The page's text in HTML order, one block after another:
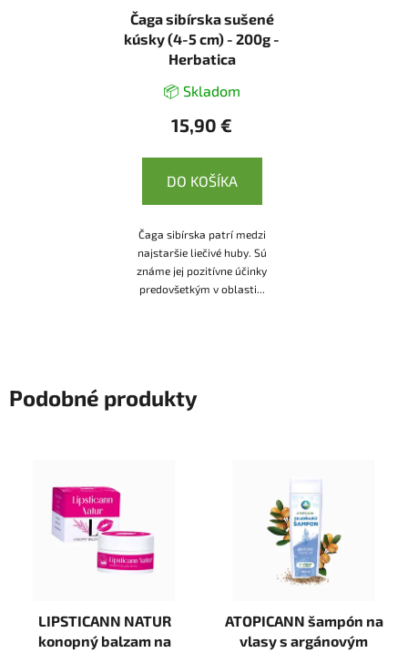
Čaga sibírska sušené
kúsky (4-5 cm) - 200g -
Herbatica
📦 Skladom
15,90 €
DO KOŠÍKA
Čaga sibírska patrí medzi
najstaršie liečivé huby. Sú
známe jej pozitívne účinky
predovšetkým v oblasti...
Podobné produkty
LIPSTICANN NATUR
konopný balzam na
ATOPICANN šampón na
vlasy s argánovým